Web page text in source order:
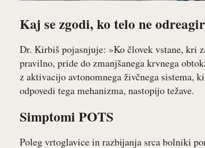
Kaj se zgodi, ko telo ne
Dr. Kirbiš pojasnjuje: »Ko človek vstane, kri
pravilno, pride do zmanjšanega krvnega
z aktivacijo avtonomnega živčnega sistema,
odpovedi tega mehanizma, nastopijo težave.
Simptomi POTS
Poleg vrtoglavice in razbijanja srca bolniki